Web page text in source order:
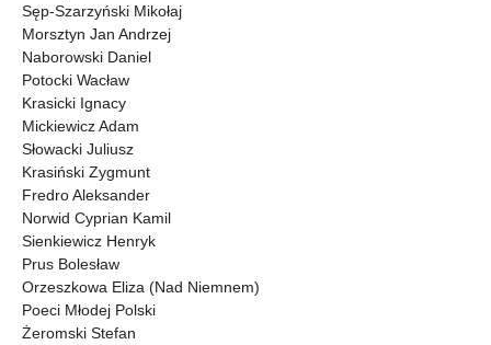
Sęp-Szarzyński Mikołaj
Morsztyn Jan Andrzej
Naborowski Daniel
Potocki Wacław
Krasicki Ignacy
Mickiewicz Adam
Słowacki Juliusz
Krasiński Zygmunt
Fredro Aleksander
Norwid Cyprian Kamil
Sienkiewicz Henryk
Prus Bolesław
Orzeszkowa Eliza (Nad Niemnem)
Poeci Młodej Polski
Żeromski Stefan